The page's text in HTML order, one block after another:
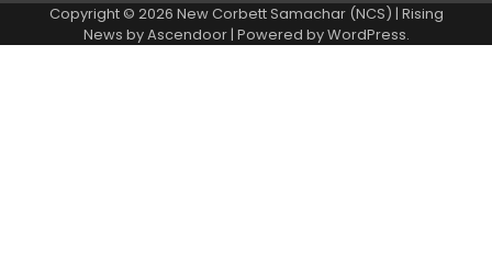
Copyright © 2026 New Corbett Samachar (NCS) | Rising
News byAscendoor| Powered byWordPress.